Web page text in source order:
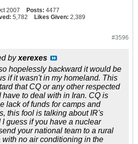
2007 Posts: 4477
5,782 Likes Given: 2,389
#3596
byxerexes
hopelessly backward it would be
if it wasn't in my homeland. This
that CQ or any other respected
have to deal with in Iran. CQ is
lack of funds for camps and
this fool is talking about IR's
guess if you have a nuclear
your national team to a rural
with no air conditioning in the